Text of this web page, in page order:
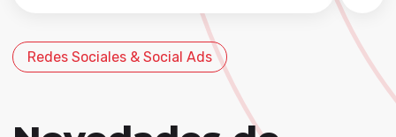
No hay sugerencias porque el campo de
Redes Sociales & Social Ads